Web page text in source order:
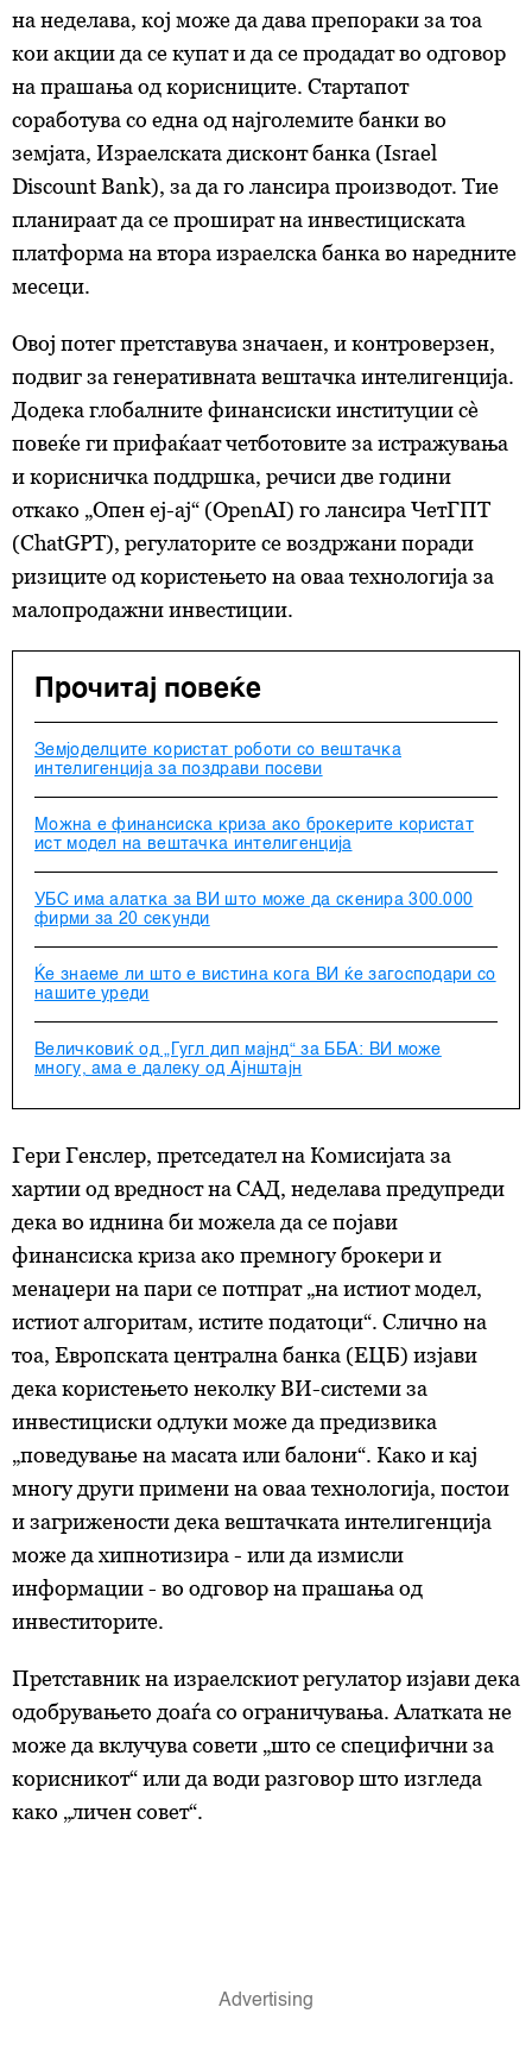
на неделава, кој може да дава препораки за тоа
кои акции да се купат и да се продадат во одговор
на прашања од корисниците. Стартапот
соработува со една од најголемите банки во
земјата, Израелската дисконт банка (Israel
Discount Bank), за да го лансира производот. Тие
планираат да се проширaт на инвестициската
платформа на втора израелска банка во наредните
месеци.
Овој потег претставува значаен, и контроверзен,
подвиг за генеративната вештачка интелигенција.
Додека глобалните финансиски институции сè
повеќе ги прифаќаат четботовите за истражувања
и корисничка поддршка, речиси две години
откако „Опен еј-ај“ (OpenAI) го лансира ЧетГПТ
(ChatGPT), регулаторите се воздржани поради
ризиците од користењето на оваа технологија за
малопродажни инвестиции.
Прочитај повеќе
Земјоделците користат роботи со вештачка
интелигенција за поздрави посеви
Можна е финансиска криза ако брокерите користат
ист модел на вештачка интелигенција
УБС има алатка за ВИ што може да скенира 300.000
фирми за 20 секунди
Ќе знаеме ли што е вистина кога ВИ ќе загосподари со
нашите уреди
Величковиќ од „Гугл дип мајнд“ за ББА: ВИ може
многу, ама е далеку од Ајнштајн
Гери Генслер, претседател на Комисијата за
хартии од вредност на САД, неделава предупреди
дека во иднина би можела да се појави
финансиска криза ако премногу брокери и
менаџери на пари се потпрат „на истиот модел,
истиот алгоритам, истите податоци“. Слично на
тоа, Европската централна банка (ЕЦБ) изјави
дека користењето неколку ВИ-системи за
инвестициски одлуки може да предизвика
„поведување на масата или балони“. Како и кај
многу други примени на оваа технологија, постои
и загрижености дека вештачката интелигенција
може да хипнотизира - или да измисли
информации - во одговор на прашања од
инвеститорите.
Претставник на израелскиот регулатор изјави дека
одобрувањето доаѓа со ограничувања. Алатката не
може да вклучува совети „што се специфични за
корисникот“ или да води разговор што изгледа
како „личен совет“.